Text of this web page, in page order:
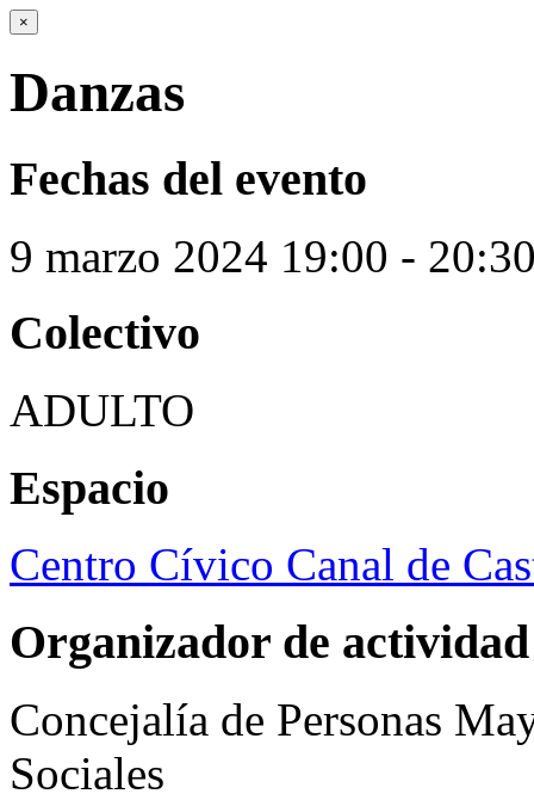
×
Danzas
Fechas del evento
9 marzo 2024 19:00 -
Colectivo
ADULTO
Espacio
Centro Cívico Canal de
Organizador de actividad
Concejalía de Personas
Sociales